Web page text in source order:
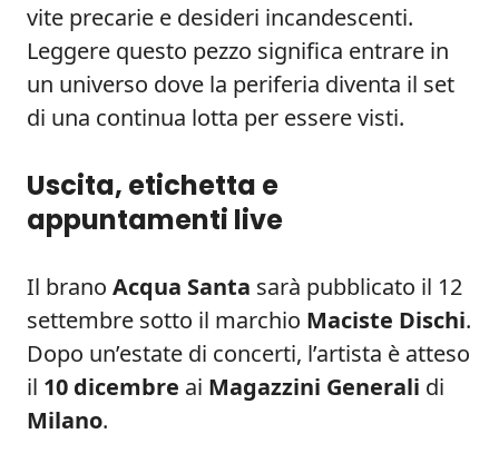
vite precarie e desideri incandescenti.
Leggere questo pezzo significa entrare in
un universo dove la periferia diventa il set
di una continua lotta per essere visti.
Uscita, etichetta e
appuntamenti live
Il brano Acqua Santa sarà pubblicato il 12
settembre sotto il marchio Maciste Dischi.
Dopo un’estate di concerti, l’artista è atteso
il 10 dicembre ai Magazzini Generali di
Milano.